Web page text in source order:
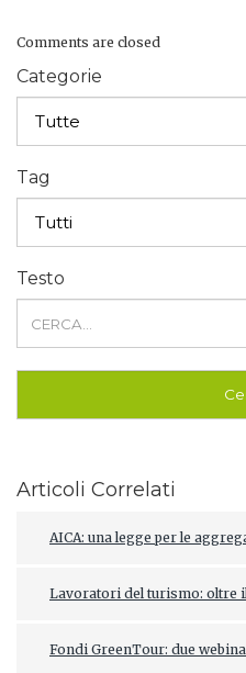
Comments are closed
Categorie
Tag
Testo
Articoli Correlati
AICA: una legge per le
Lavoratori del turismo: oltre
Fondi GreenTour: due